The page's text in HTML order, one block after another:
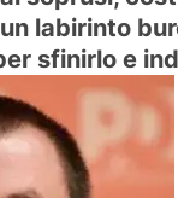
labirinto
sfinirlo e